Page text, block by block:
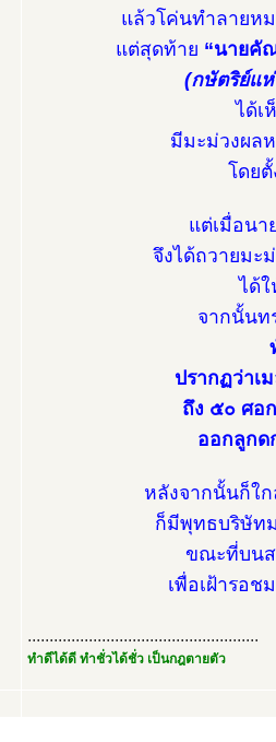
แล้วโค่นทำลายห
แต่สุดท้าย “นายคั
(กษัตริย์แห่
ได้เ
มีมะม่วงผล
โดย
แต่เมื่อนา
จึงได้ถวายมะ
ได้
จากนั้นท
ปรากฏว่าเ
ถึง ๕๐ ศอ
ออกลูกด
หลังจากนั้นก็ใ
ก็มีพุทธบริษัท
ขณะที่บนส
เพื่อเฝ้ารอช
.....................................................
ทำดีได้ดี ทำชั่วได้ชั่ว เป็นกฎตายตัว